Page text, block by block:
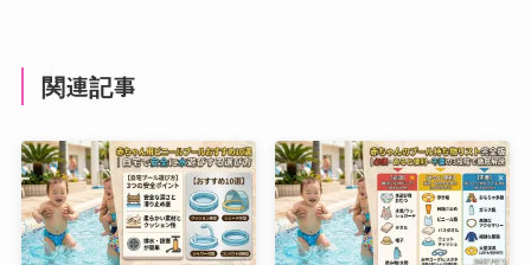
関連記事